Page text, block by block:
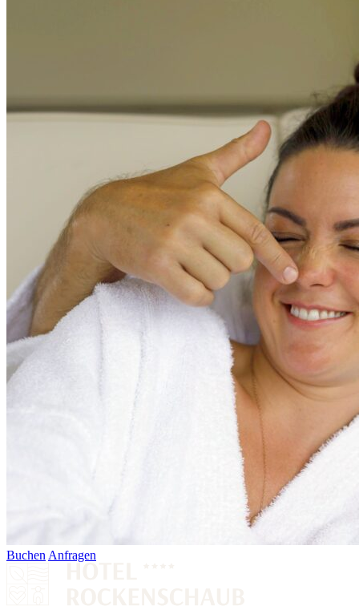
Buchen Anfragen